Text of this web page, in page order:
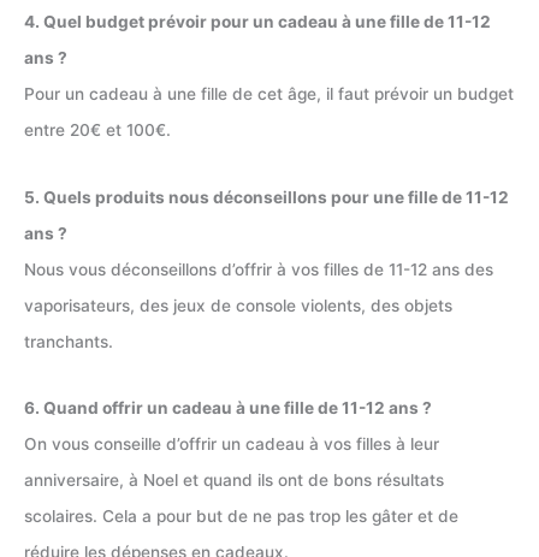
4. Quel budget prévoir pour un cadeau à une fille de 11-12
ans ?
Pour un cadeau à une fille de cet âge, il faut prévoir un budget
entre 20€ et 100€.
5. Quels produits nous déconseillons pour une fille de 11-12
ans ?
Nous vous déconseillons d’offrir à vos filles de 11-12 ans des
vaporisateurs, des jeux de console violents, des objets
tranchants.
6. Quand offrir un cadeau à une fille de 11-12 ans ?
On vous conseille d’offrir un cadeau à vos filles à leur
anniversaire, à Noel et quand ils ont de bons résultats
scolaires. Cela a pour but de ne pas trop les gâter et de
réduire les dépenses en cadeaux.